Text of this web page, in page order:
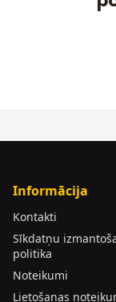
Informācija
Kontakti
Sīkdatņu
politika
Noteikumi
Lietošanas